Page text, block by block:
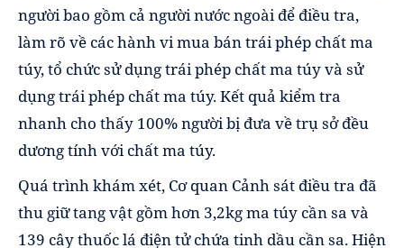
người bao gồm cả người nước ngoài để điều tra,
làm rõ về các hành vi mua bán trái phép chất ma
túy, tổ chức sử dụng trái phép chất ma túy và sử
dụng trái phép chất ma túy. Kết quả kiểm tra
nhanh cho thấy 100% người bị đưa về trụ sở đều
dương tính với chất ma túy.
Quá trình khám xét, Cơ quan Cảnh sát điều tra đã
thu giữ tang vật gồm hơn 3,2kg ma túy cần sa và
139 cây thuốc lá điện tử chứa tinh dầu cần sa. Hiện